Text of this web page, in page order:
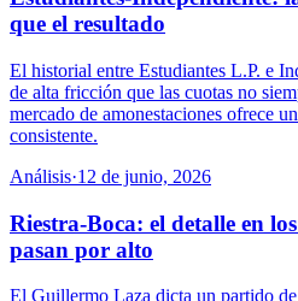
que el resultado
El historial entre Estudiantes L.P. e
de alta fricción que las cuotas no
mercado de amonestaciones ofrece
consistente.
Análisis·12 de junio, 2026
Riestra-Boca: el detalle en
pasan por alto
El Guillermo Laza dicta un partido